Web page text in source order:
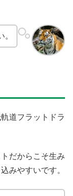
。
道フラットドラ
だからこそ生み
みやすいです。